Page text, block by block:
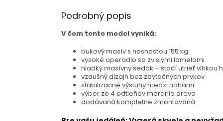
Podrobný popis
V čom tento model vyniká:
bukový masív s nosnosťou 155 kg
vysoké operadlo so zvislými lamelami
hladký masívny sedák – stačí utrieť vlhkou
vzdušný dizajn bez zbytočných prvkov
stabilizačné výstuhy medzi nohami
výber zo 4 odtieňov morenia dreva
dodávaná kompletne zmontovaná